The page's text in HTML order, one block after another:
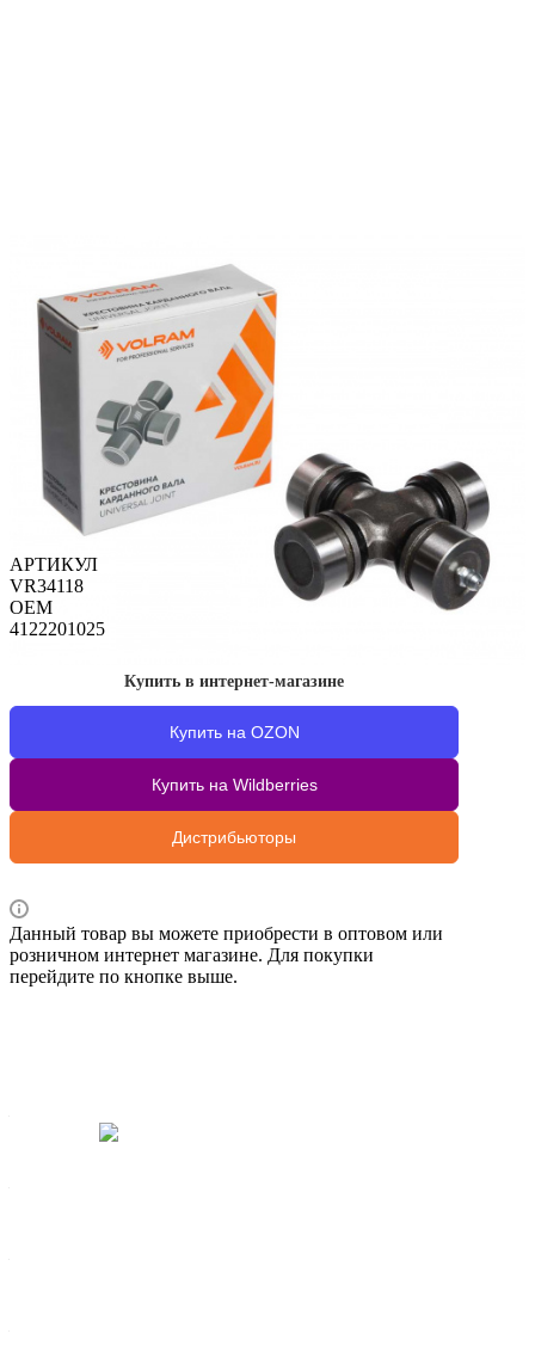
АРТИКУЛ
VR34118
OEM
4122201025
Купить в интернет-магазине
Купить на OZON
Купить на Wildberries
Дистрибьюторы
Данный товар вы можете приобрести в оптовом или
розничном интернет магазине. Для покупки
перейдите по кнопке выше.